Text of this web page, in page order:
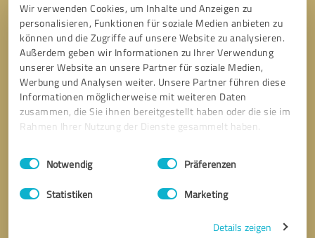
Wir verwenden Cookies, um Inhalte und Anzeigen zu
personalisieren, Funktionen für soziale Medien anbieten zu
können und die Zugriffe auf unsere Website zu analysieren.
Außerdem geben wir Informationen zu Ihrer Verwendung
unserer Website an unsere Partner für soziale Medien,
Werbung und Analysen weiter. Unsere Partner führen diese
Informationen möglicherweise mit weiteren Daten
zusammen, die Sie ihnen bereitgestellt haben oder die sie im
Rahmen Ihrer Nutzung der Dienste gesammelt haben.
Impressum Datenschutzbestimmungen
Einwilligungsauswahl
Notwendig Präferenzen
Statistiken Marketing
Details zeigen